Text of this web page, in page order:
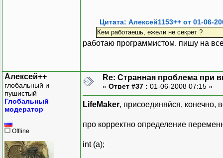
Цитата: Алексей1153++ от 01-06-
Кем работаешь, ежели не секрет ?
работаю программистом. пишу на
Алексей++
глобальный и
пушистый
Глобальный
модератор
Offline
Re: Странная проблема при
« Ответ #37 : 01-06-2008 07:15 »
LifeMaker, присоединяйся,
про корректно определение
int (a);